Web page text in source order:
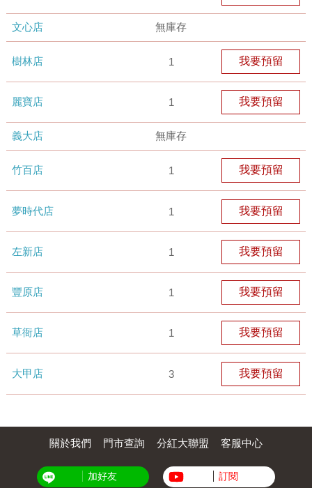
文心店 無庫存
樹林店 1 我要預留
麗寶店 1 我要預留
義大店 無庫存
竹百店 1 我要預留
夢時代店 1 我要預留
左新店 1 我要預留
豐原店 1 我要預留
草衙店 1 我要預留
大甲店 3 我要預留
關於我們 門市查詢 分紅大聯盟 客服中心
加好友 訂閱